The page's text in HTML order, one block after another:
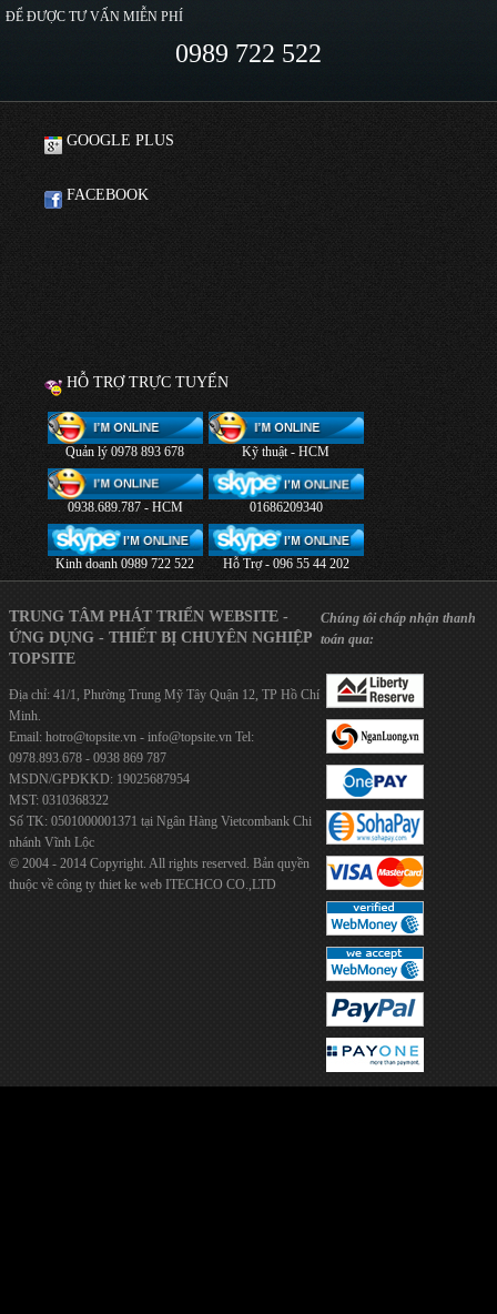
ĐỂ ĐƯỢC TƯ VẤN MIỄN PHÍ
0989 722 522
GOOGLE PLUS
FACEBOOK
HỖ TRỢ TRỰC TUYẾN
Quản lý 0978 893 678 Kỹ thuật - HCM
0938.689.787 - HCM 01686209340
Kinh doanh 0989 722 522 Hỗ Trợ - 096 55 44 202
TRUNG TÂM PHÁT TRIỂN WEBSITE -
ỨNG DỤNG - THIẾT BỊ CHUYÊN NGHIỆP
TOPSITE
Địa chỉ: 41/1, Phường Trung Mỹ Tây Quận 12, TP Hồ Chí
Minh.
Email: hotro@topsite.vn - info@topsite.vn Tel:
0978.893.678 - 0938 869 787
MSDN/GPĐKKD: 19025687954
MST: 0310368322
Số TK: 0501000001371 tại Ngân Hàng Vietcombank Chi
nhánh Vĩnh Lộc
© 2004 - 2014 Copyright. All rights reserved. Bản quyền
thuộc về công ty thiet ke web ITECHCO CO.,LTD
Chúng tôi chấp nhận thanh
toán qua: